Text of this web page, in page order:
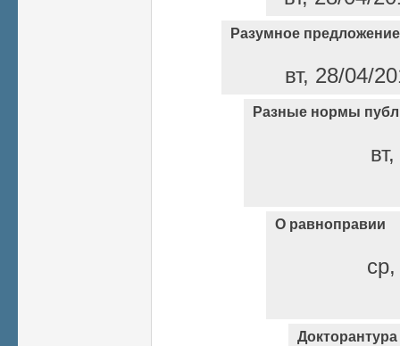
Разумное предложение
вт, 28/04/
Разные нормы
О равноправии
Докторантура